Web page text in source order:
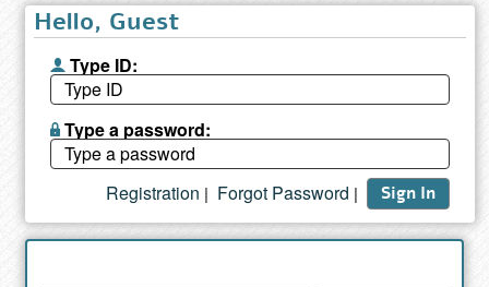
Hello, Guest
Type ID:
Type a password:
Sign In
|
Forgot Password
|
Registration